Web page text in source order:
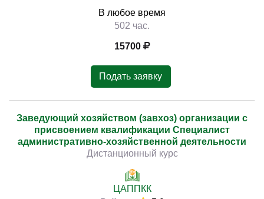
В любое время
502 час.
15700
Подать заявку
Заведующий хозяйством (завхоз) организации с
присвоением квалификации Специалист
административно-хозяйственной деятельности
Дистанционный курс
ЦАППКК